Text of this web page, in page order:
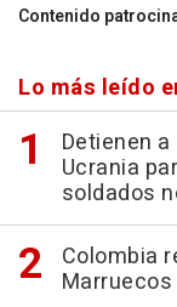
Contenido
Lo más leído
Detienen
Ucrania
soldados
Colombia